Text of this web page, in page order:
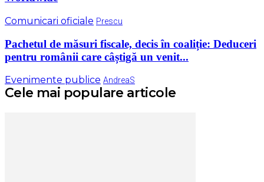
Comunicari oficiale Prescu
Pachetul de măsuri fiscale, decis în coaliție: Deduceri
pentru românii care câștigă un venit...
Evenimente publice AndreaS
Cele mai populare articole